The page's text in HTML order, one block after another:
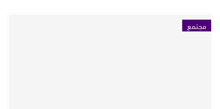
مجتمع